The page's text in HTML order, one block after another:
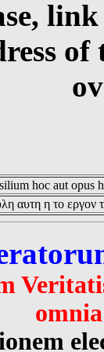
hoc aut opus
αυτη η το εργον